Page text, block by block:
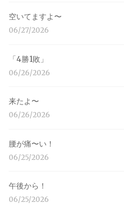
空いてますよ〜
06/27/2026
「4勝1敗」
06/26/2026
来たよ〜
06/26/2026
腰が痛〜い！
06/25/2026
午後から！
06/25/2026